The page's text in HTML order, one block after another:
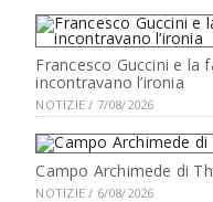
Francesco Guccini e la
incontravano l’ironia
NOTIZIE / 7/08/2026
Campo Archimede di
NOTIZIE / 6/08/2026